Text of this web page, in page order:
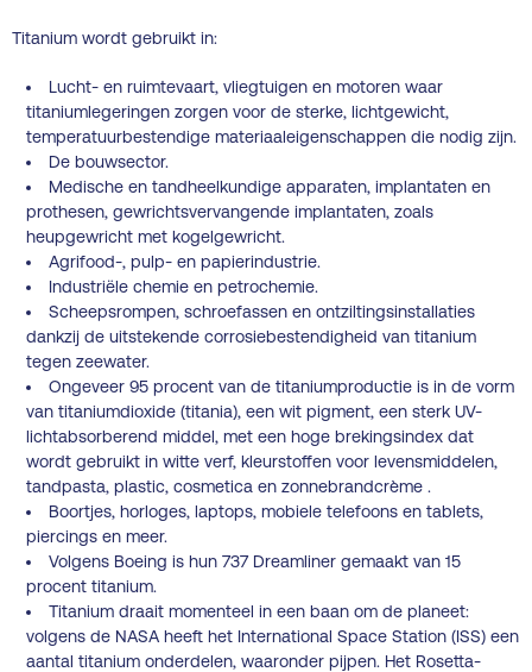
Titanium wordt gebruikt in:
Lucht- en ruimtevaart, vliegtuigen en motoren waar
titaniumlegeringen zorgen voor de sterke, lichtgewicht,
temperatuurbestendige materiaaleigenschappen die nodig zijn.
De bouwsector.
Medische en tandheelkundige apparaten, implantaten en
prothesen, gewrichtsvervangende implantaten, zoals
heupgewricht met kogelgewricht.
Agrifood-, pulp- en papierindustrie.
Industriële chemie en petrochemie.
Scheepsrompen, schroefassen en ontziltingsinstallaties
dankzij de uitstekende corrosiebestendigheid van titanium
tegen zeewater.
Ongeveer 95 procent van de titaniumproductie is in de vorm
van titaniumdioxide (titania), een wit pigment, een sterk UV-
lichtabsorberend middel, met een hoge brekingsindex dat
wordt gebruikt in witte verf, kleurstoffen voor levensmiddelen,
tandpasta, plastic, cosmetica en zonnebrandcrème .
Boortjes, horloges, laptops, mobiele telefoons en tablets,
piercings en meer.
Volgens Boeing is hun 737 Dreamliner gemaakt van 15
procent titanium.
Titanium draait momenteel in een baan om de planeet:
volgens de NASA heeft het International Space Station (ISS) een
aantal titanium onderdelen, waaronder pijpen. Het Rosetta-